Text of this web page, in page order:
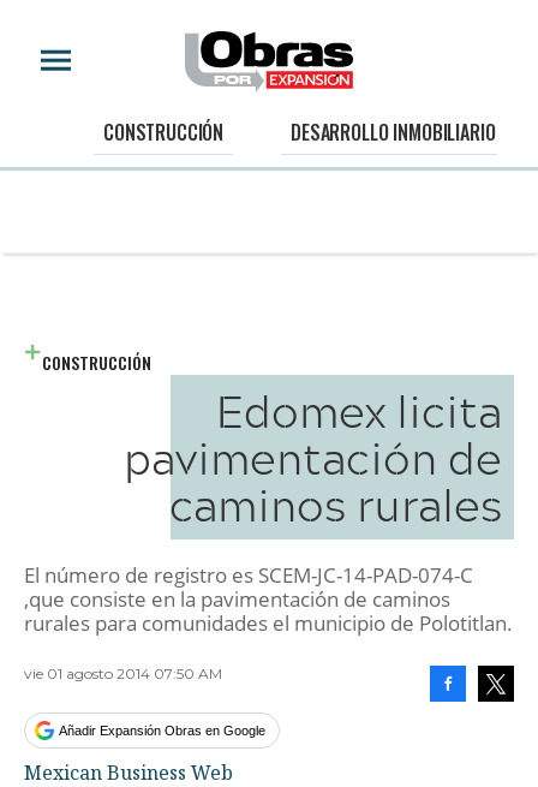
CONSTRUCCIÓN DESARROLLO INMOBILIARIO
CONSTRUCCIÓN
Edomex licita
pavimentación de
caminos rurales
El número de registro es SCEM-JC-14-PAD-074-C
,que consiste en la pavimentación de caminos
rurales para comunidades el municipio de Polotitlan.
vie 01 agosto 2014 07:50 AM
Añadir Expansión Obras en Google
Mexican Business Web